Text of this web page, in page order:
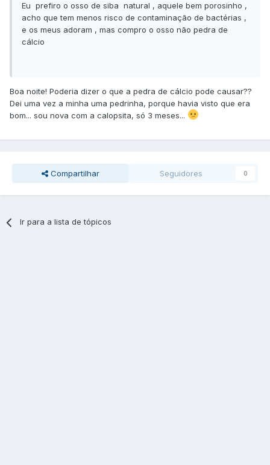
Eu prefiro o osso de siba natural , aquele bem porosinho ,
acho que tem menos risco de contaminação de bactérias ,
e os meus adoram , mas compro o osso não pedra de
cálcio
Boa noite! Poderia dizer o que a pedra de cálcio pode causar??
Dei uma vez a minha uma pedrinha, porque havia visto que era
bom... sou nova com a calopsita, só 3 meses...
Compartilhar Seguidores 0
Ir para a lista de tópicos